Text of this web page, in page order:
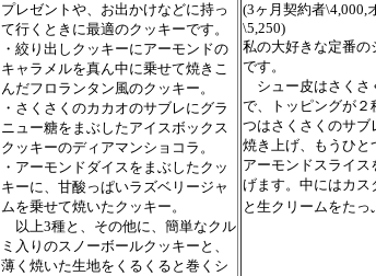
プレゼントや、お出かけなどに持っ
て行くときに最適のクッキーです。
・絞り出しクッキーにアーモンドの
キャラメルを真ん中に乗せて焼きこ
んだフロランタン風のクッキー。
・さくさくのカカオのサブレにグラ
ニュー糖をまぶしたアイスボックス
クッキーのディアマンショコラ。
・アーモンドダイスをまぶしたクッ
キーに、甘酸っぱいラズベリージャ
ムを乗せて焼いたクッキー。
以上3種と、その他に、簡単なクル
ミ入りのスノーボールクッキーと、
薄く焼いた生地をくるくると巻くシ
(3ヶ月契約者\4,000,
\5,250)
私の大好きな定番の
です。
シュー皮はさくさ
で、トッピングが
つはさくさくのサブ
焼き上げ、もうひと
アーモンドスライス
げます。中にはカス
と生クリームをたっ